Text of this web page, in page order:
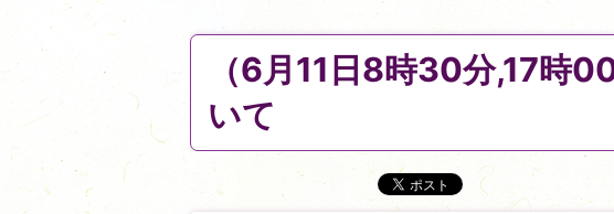
（6月11日8時30分,17時
いて